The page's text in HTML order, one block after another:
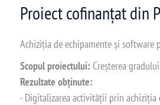
Proiect cofinanțat din
Achiziția de echipamente și
Scopul proiectului: Creșterea
Rezultate obținute:
- Digitalizarea activității prin achiziția